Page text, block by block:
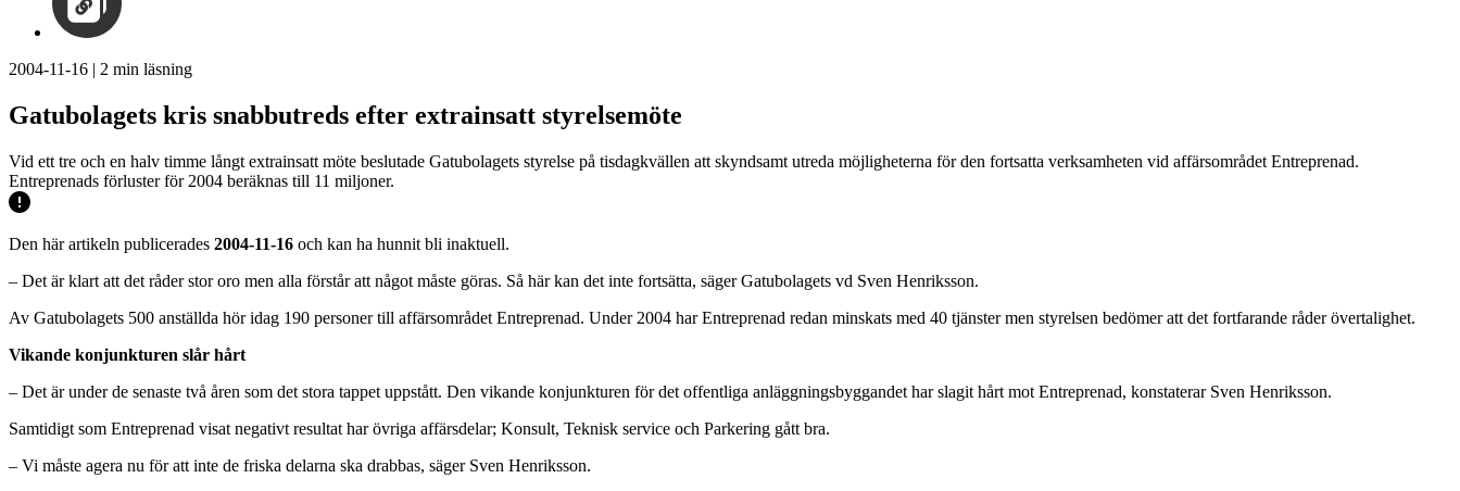
2004-11-16 | 2 min läsning
Gatubolagets kris snabbutreds efter extrainsatt styrelsemöte
Vid ett tre och en halv timme långt extrainsatt möte beslutade Gatubolagets styrelse på tisdagkvällen att skyndsamt utreda möjligheterna för den fortsatta verksamheten vid affärsområdet Entreprenad.
Entreprenads förluster för 2004 beräknas till 11 miljoner.
Den här artikeln publicerades 2004-11-16 och kan ha hunnit bli inaktuell.
– Det är klart att det råder stor oro men alla förstår att något måste göras. Så här kan det inte fortsätta, säger Gatubolagets vd Sven Henriksson.
Av Gatubolagets 500 anställda hör idag 190 personer till affärsområdet Entreprenad. Under 2004 har Entreprenad redan minskats med 40 tjänster men styrelsen bedömer att det fortfarande råder övertalighet.
Vikande konjunkturen slår hårt
– Det är under de senaste två åren som det stora tappet uppstått. Den vikande konjunkturen för det offentliga anläggningsbyggandet har slagit hårt mot Entreprenad, konstaterar Sven Henriksson.
Samtidigt som Entreprenad visat negativt resultat har övriga affärsdelar; Konsult, Teknisk service och Parkering gått bra.
– Vi måste agera nu för att inte de friska delarna ska drabbas, säger Sven Henriksson.